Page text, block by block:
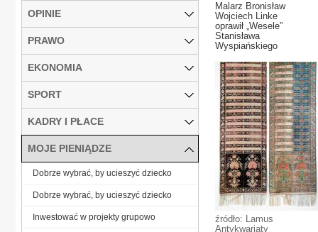
Malarz Bronisław
Wojciech Linke
oprawił „Wesele”
Stanisława
Wyspiańskiego
źródło: Lamus
Antykwariaty
OPINIE
PRAWO
EKONOMIA
SPORT
KADRY I PŁACE
MOJE PIENIĄDZE
Dobrze wybrać, by ucieszyć dziecko
Dobrze wybrać, by ucieszyć dziecko
Inwestować w projekty grupowo